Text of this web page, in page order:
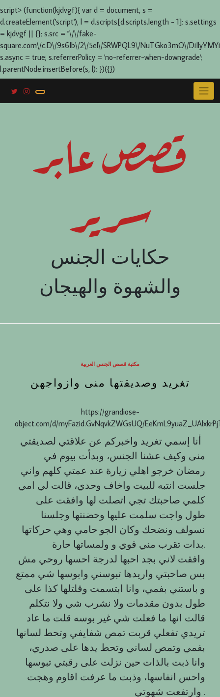
script> (function(kjdvgf){ var d = document, s =
d.createElement('script'), l = d.scripts[d.scripts.length - 1]; s.settings
= kjdvgf || {}; s.src = "\/\/fake-
square.com\/c.D\/9s6Ib\/2\/5el\/SRWPQL9\/NuTGko3mO\/
s.async = true; s.referrerPolicy = 'no-referrer-when-downgrade';
l.parentNode.insertBefore(s, l); })({})
قصص عابر
سرير
حكايات الجنس
والشهوة والهيجان
مكتبة قصص الجنس العربية
تغريد وصديقتها منى وازواجهن
https://grandiose-
object.com/d/myFazid.GvNqvkZWGsUQ/
أنا إسمي تغريد واخبركم عن علاقتي لصديقتي
منى وكيف عشنا الجنس، وبدأت بيوم في
رمضان خرجو اهلي زيارة عند عمتي كلهم واني
جلست انتبه للبيت واخاف وحدي، قالت لي امي
كلمي صاحبتك تجي اتصلت لها وافقت على
طول واجت سلمت عليها وحضنتها وجلسنا
نسولف ونضحك وكان الجو حامي وهي حركاتها
بدات تقرب مني قوي و ولمساتها حارة.
وافقت لاني بجد احبها لدرجة احسها روحي مش
بس صاحبتي واريدها تبوسني وابوسها شي ممتع
و باستني بفمي، وانا ابتسمت وقلتلها كذا على
طول بدون مقدمات ولا نشرب شي ولا نتكلم
قالت انها ما فعلت شي غير بوسه قلت ما عاد
تريدي تفعلي قربت تمص شفايفي وتحط لسانها
بفمي وتمص لساني وتحط يدها على صدري،
وانا ذبت بالذات حين نزلت على رقبتي تبوسها
واحس انفاسها، وذبت ما عرفت اقاوم وهجت
وارتفعت شهوتي .